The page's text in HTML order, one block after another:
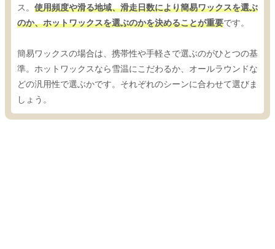
ス。 使用頻度や滑る地域、滑走日数により簡易ワックスを選ぶ
のか、ホットワックスを選ぶのかを決めることが重要です。
簡易ワックスの場合は、携帯性や手軽さで選ぶのがひとつの基
準。ホットワックスなら雪温にこだわるか、オールラウンドな
どの汎用性で選ぶかです。それぞれのシーンに合わせて選びま
しょう。